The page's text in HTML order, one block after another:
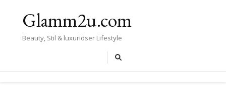
Glamm2u.com
Beauty, Stil & luxuriöser Lifestyle